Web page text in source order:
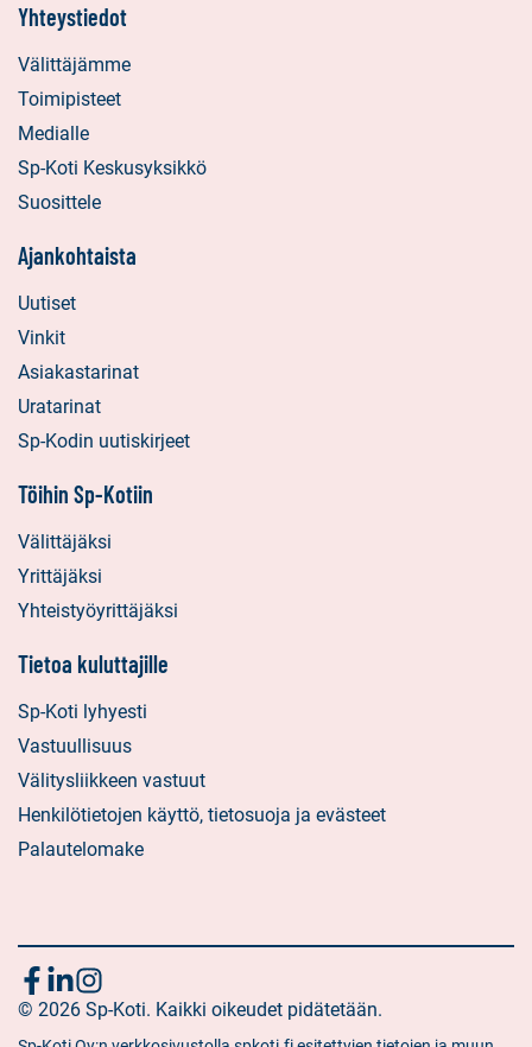
Yhteystiedot
Välittäjämme
Toimipisteet
Medialle
Sp-Koti Keskusyksikkö
Suosittele
Ajankohtaista
Uutiset
Vinkit
Asiakastarinat
Uratarinat
Sp-Kodin uutiskirjeet
Töihin Sp-Kotiin
Välittäjäksi
Yrittäjäksi
Yhteistyöyrittäjäksi
Tietoa kuluttajille
Sp-Koti lyhyesti
Vastuullisuus
Välitysliikkeen vastuut
Henkilötietojen käyttö, tietosuoja ja evästeet
Palautelomake
Seuraa
meitä
Sosiaalinen
media:
facebook
Sosiaalinen
media:
linkedin
Sosiaalinen
media:
instagram
© 2026 Sp-Koti. Kaikki oikeudet pidätetään.